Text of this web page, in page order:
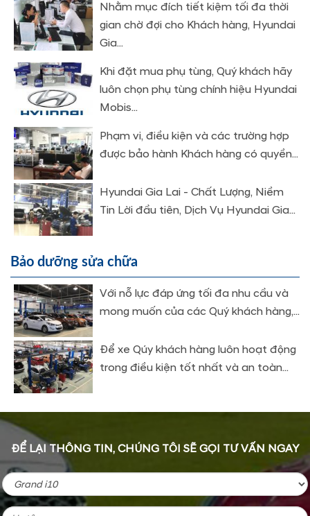
Nhằm mục đích tiết kiệm tối đa thời
gian chờ đợi cho Khách hàng, Hyundai
Gia...
Khi đặt mua phụ tùng, Quý khách hãy
luôn chọn phụ tùng chính hiệu Hyundai
Mobis...
Phạm vi, điều kiện và các trường hợp
được bảo hành Khách hàng có quyền...
Hyundai Gia Lai - Chất Lượng, Niềm
Tin Lời đầu tiên, Dịch Vụ Hyundai Gia...
Bảo dưỡng sửa chữa
Với nỗ lực đáp ứng tối đa nhu cầu và
mong muốn của các Quý khách hàng,...
Để xe Qúy khách hàng luôn hoạt động
trong điều kiện tốt nhất và an toàn...
ĐỂ LẠI THÔNG TIN, CHÚNG TÔI SẼ GỌI TƯ VẤN NGAY